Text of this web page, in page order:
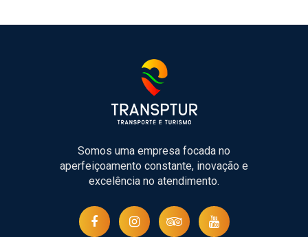
Somos uma empresa focada no
aperfeiçoamento constante, inovação e
excelência no atendimento.